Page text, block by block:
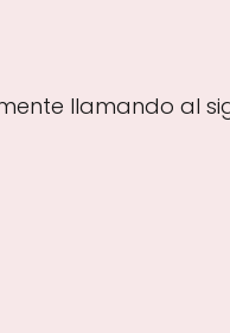
llamando al